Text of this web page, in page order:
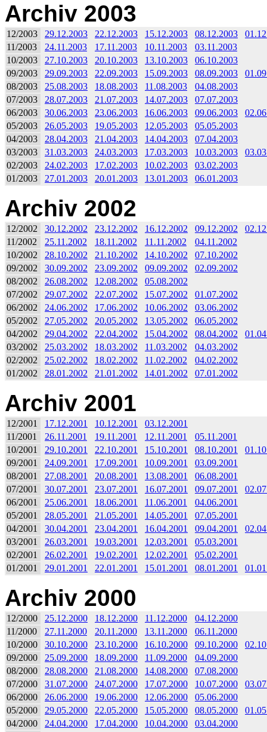
Archiv 2003
12/2003 29.12.2003 22.12.2003 15.12.2003 08.12.2003
11/2003
24.11.2003 17.11.2003 10.11.2003
03.11.2003
10/2003
27.10.2003 20.10.2003 13.10.2003
06.10.2003
09/2003
29.09.2003 22.09.2003 15.09.2003 08.09.2003
08/2003
25.08.2003 18.08.2003 11.08.2003
04.08.2003
07/2003
28.07.2003 21.07.2003 14.07.2003
07.07.2003
06/2003
30.06.2003 23.06.2003 16.06.2003 09.06.2003
05/2003
26.05.2003 19.05.2003 12.05.2003
05.05.2003
04/2003
28.04.2003 21.04.2003 14.04.2003
07.04.2003
03/2003
31.03.2003 24.03.2003 17.03.2003 10.03.2003
02/2003
24.02.2003 17.02.2003 10.02.2003
03.02.2003
01/2003
27.01.2003 20.01.2003 13.01.2003 06.01.2003
Archiv 2002
12/2002 30.12.2002 23.12.2002 16.12.2002 09.12.2002
11/2002
25.11.2002 18.11.2002 11.11.2002
04.11.2002
10/2002
28.10.2002 21.10.2002 14.10.2002
07.10.2002
09/2002
30.09.2002 23.09.2002 09.09.2002
02.09.2002
08/2002
26.08.2002 12.08.2002
05.08.2002
07/2002
29.07.2002 22.07.2002 15.07.2002
01.07.2002
06/2002
24.06.2002 17.06.2002 10.06.2002
03.06.2002
05/2002
27.05.2002 20.05.2002 13.05.2002
06.05.2002
04/2002
29.04.2002 22.04.2002 15.04.2002 08.04.2002
03/2002
25.03.2002 18.03.2002 11.03.2002
04.03.2002
02/2002
25.02.2002 18.02.2002 11.02.2002
04.02.2002
01/2002
28.01.2002 21.01.2002 14.01.2002 07.01.2002
Archiv 2001
12/2001 17.12.2001 10.12.2001
03.12.2001
11/2001
26.11.2001 19.11.2001 12.11.2001
05.11.2001
10/2001
29.10.2001 22.10.2001 15.10.2001 08.10.2001
09/2001
24.09.2001 17.09.2001 10.09.2001
03.09.2001
08/2001
27.08.2001 20.08.2001 13.08.2001
06.08.2001
07/2001
30.07.2001 23.07.2001 16.07.2001 09.07.2001
06/2001
25.06.2001 18.06.2001 11.06.2001
04.06.2001
05/2001
28.05.2001 21.05.2001 14.05.2001
07.05.2001
04/2001
30.04.2001 23.04.2001 16.04.2001 09.04.2001
03/2001
26.03.2001 19.03.2001 12.03.2001
05.03.2001
02/2001
26.02.2001 19.02.2001 12.02.2001
05.02.2001
01/2001
29.01.2001 22.01.2001 15.01.2001 08.01.2001
Archiv 2000
12/2000 25.12.2000 18.12.2000 11.12.2000
04.12.2000
11/2000
27.11.2000 20.11.2000 13.11.2000
06.11.2000
10/2000
30.10.2000 23.10.2000 16.10.2000 09.10.2000
09/2000
25.09.2000 18.09.2000 11.09.2000
04.09.2000
08/2000
28.08.2000 21.08.2000 14.08.2000
07.08.2000
07/2000
31.07.2000 24.07.2000 17.07.2000 10.07.2000
06/2000
26.06.2000 19.06.2000 12.06.2000
05.06.2000
05/2000
29.05.2000 22.05.2000 15.05.2000 08.05.2000
04/2000
24.04.2000 17.04.2000 10.04.2000
03.04.2000